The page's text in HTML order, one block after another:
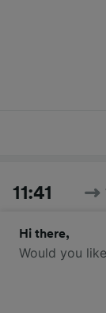
11:41
Hi there,
Would you